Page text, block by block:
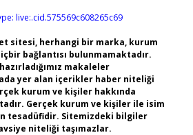
live:.cid.575569c608265c69
sitesi, herhangi bir marka, kurum
bağlantısı bulunmamaktadır.
makaleler
yer alan içerikler haber niteliği
kurum ve kişiler hakkında
Gerçek kurum ve kişiler ile isim
tesadüfidir. Sitemizdeki bilgiler
niteliği taşımazlar.